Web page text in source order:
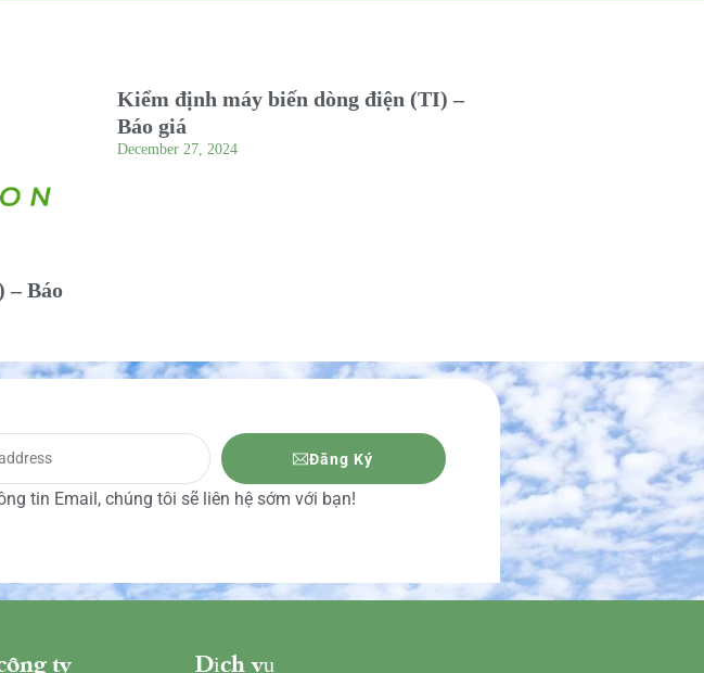
– Báo
Kiểm định máy biến dòng điện (TI) –
Báo giá
December 27, 2024
Đăng Ký
tin Email, chúng tôi sẽ liên hệ sớm với bạn!
ty Dịch vụ